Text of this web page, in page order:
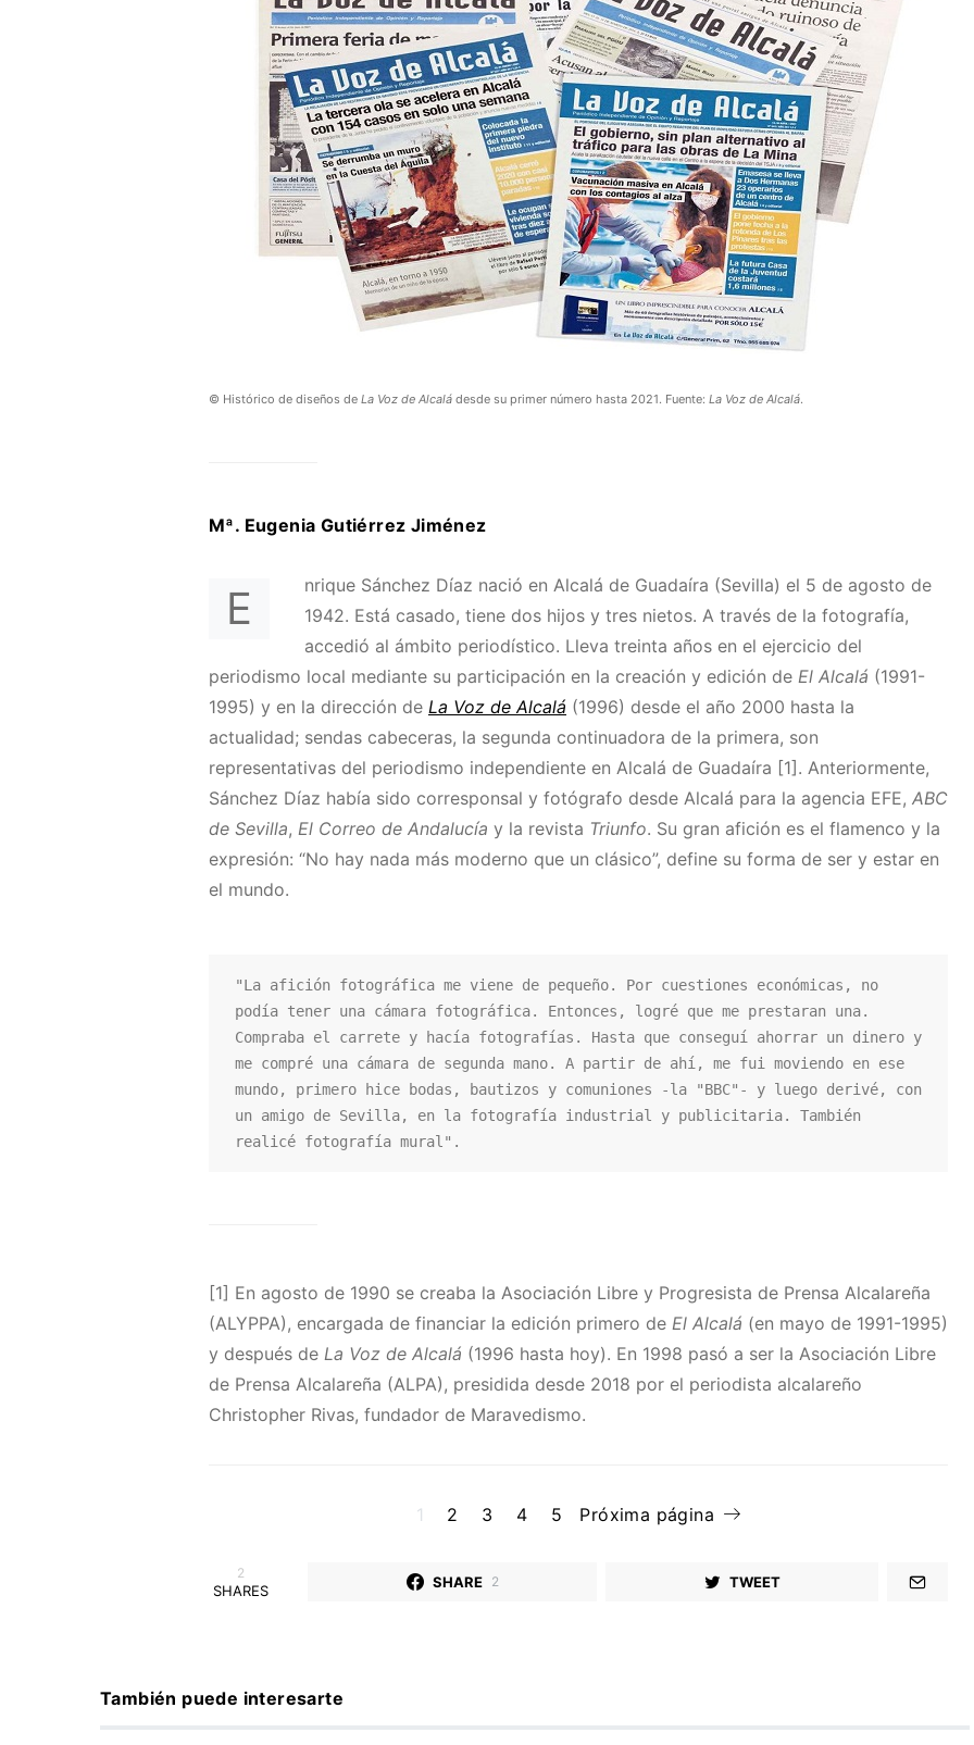
© Histórico de diseños de La Voz de Alcalá desde su primer número hasta 2021. Fuente: La Voz de Alcalá.
Mª. Eugenia Gutiérrez Jiménez
E
nrique Sánchez Díaz nació en Alcalá de Guadaíra (Sevilla) el 5 de agosto de
1942. Está casado, tiene dos hijos y tres nietos. A través de la fotografía,
accedió al ámbito periodístico. Lleva treinta años en el ejercicio del
periodismo local mediante su participación en la creación y edición de El Alcalá (1991-
1995) y en la dirección de La Voz de Alcalá (1996) desde el año 2000 hasta la
actualidad; sendas cabeceras, la segunda continuadora de la primera, son
representativas del periodismo independiente en Alcalá de Guadaíra [1]. Anteriormente,
Sánchez Díaz había sido corresponsal y fotógrafo desde Alcalá para la agencia EFE, ABC
de Sevilla, El Correo de Andalucía y la revista Triunfo. Su gran afición es el flamenco y la
expresión: “No hay nada más moderno que un clásico”, define su forma de ser y estar en
el mundo.
"La afición fotográfica me viene de pequeño. Por cuestiones económicas, no
podía tener una cámara fotográfica. Entonces, logré que me prestaran una.
Compraba el carrete y hacía fotografías. Hasta que conseguí ahorrar un dinero y
me compré una cámara de segunda mano. A partir de ahí, me fui moviendo en ese
mundo, primero hice bodas, bautizos y comuniones -la "BBC"- y luego derivé, con
un amigo de Sevilla, en la fotografía industrial y publicitaria. También
realicé fotografía mural".
[1] En agosto de 1990 se creaba la Asociación Libre y Progresista de Prensa Alcalareña
(ALYPPA), encargada de financiar la edición primero de El Alcalá (en mayo de 1991-1995)
y después de La Voz de Alcalá (1996 hasta hoy). En 1998 pasó a ser la Asociación Libre
de Prensa Alcalareña (ALPA), presidida desde 2018 por el periodista alcalareño
Christopher Rivas, fundador de Maravedismo.
1 2 3 4 5 Próxima página
2
SHARES SHARE 2 TWEET
También puede interesarte